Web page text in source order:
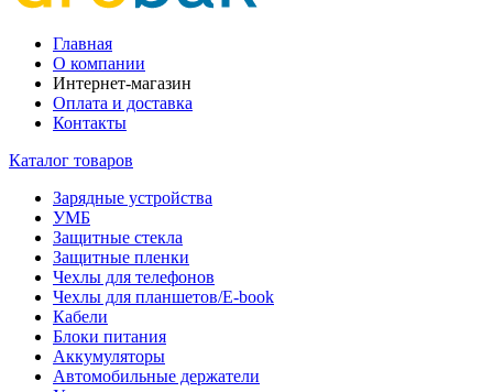
Главная
О компании
Интернет-магазин
Оплата и доставка
Контакты
Каталог товаров
Зарядные устройства
УМБ
Защитные стекла
Защитные пленки
Чехлы для телефонов
Чехлы для планшетов/E-book
Кабели
Блоки питания
Аккумуляторы
Автомобильные держатели